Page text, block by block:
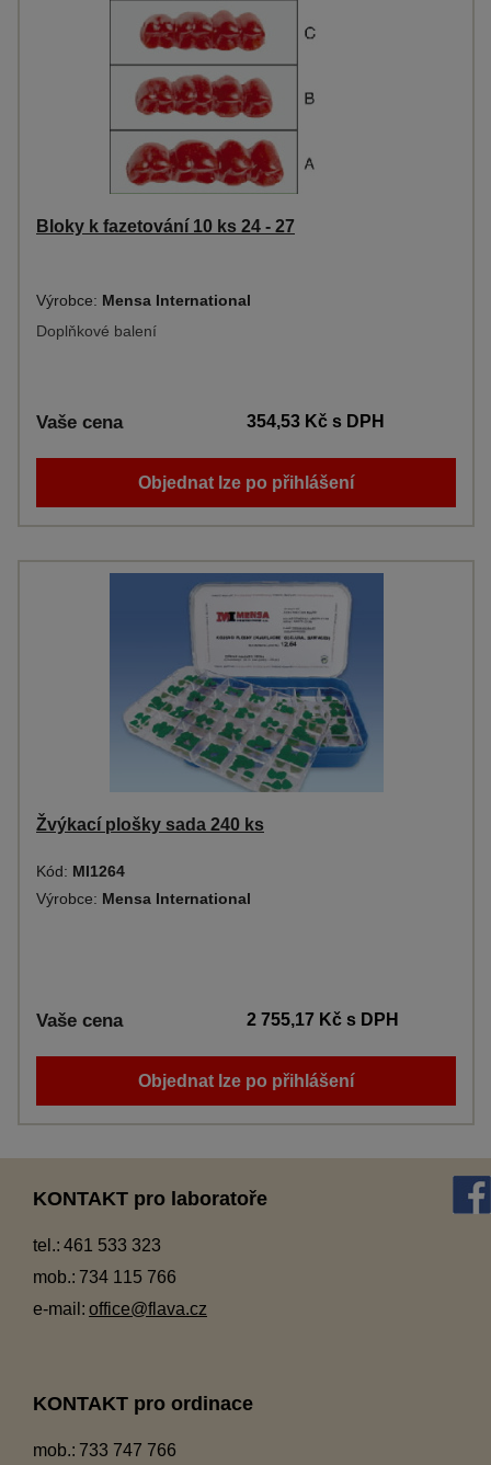
Bloky k fazetování 10 ks 24 - 27
Výrobce: Mensa International
Doplňkové balení
Vaše cena 354,53 Kčs DPH
Objednat lze po přihlášení
Žvýkací plošky sada 240 ks
Kód: MI1264
Výrobce: Mensa International
Vaše cena 2 755,17 Kčs DPH
Objednat lze po přihlášení
KONTAKT pro laboratoře
tel.: 461 533 323
mob.: 734 115 766
e-mail: office@flava.cz
KONTAKT pro ordinace
mob.: 733 747 766